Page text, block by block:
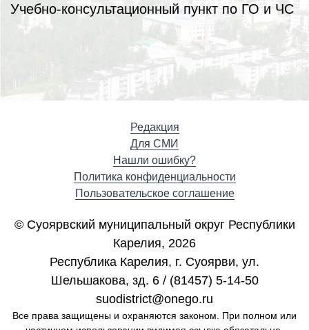
Учебно-консультационный пункт по ГО и ЧС
Редакция
Для СМИ
Нашли ошибку?
Политика конфиденциальности
Пользовательское соглашение
© Суоярвский муниципальный округ Республики
Карелия, 2026
Республика Карелия, г. Cуоярви, ул.
Шельшакова, зд. 6 / (81457) 5-14-50
suodistrict@onego.ru
Все права защищены и охраняются законом. При полном или